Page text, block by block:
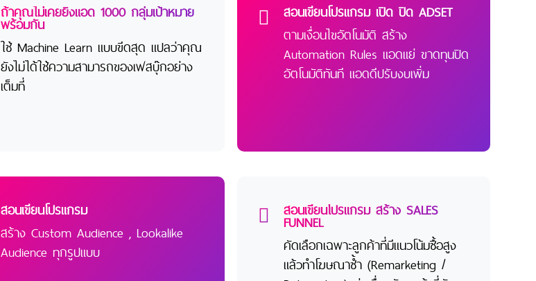
ถ้าคุณไม่เคยยิงแอด 1000 กลุ่มเป้าหมาย
พร้อมกัน
ใช้ Machine Learn แบบขีดสุด แปลว่าคุณ
ยังไม่ได้ใช้ความสามารถของเฟสบุ๊กอย่าง
เต็มที่
สอนเขียนโปรแกรม เปิด ปิด ADSET
ตามเงื่อนไขอัตโนมัติ สร้าง
Automation Rules แอดแย่ ขาดทุนปิด
อัตโนมัติทันที แอดดีปรับงบเพิ่ม
สอนเขียนโปรแกรม
สร้าง Custom Audience , Lookalike
Audience ทุกรูปแบบ
สอนเขียนโปรแกรม สร้าง SALES
FUNNEL
คัดเลือกเฉพาะลูกค้าที่มีแนวโน้มซื้อสูง
แล้วทำโฆษณาซ้ำ (Remarketing /